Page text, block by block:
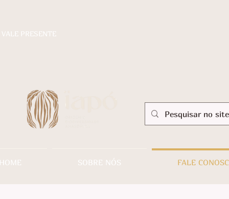
VALE PRESENTE
HOME SOBRE NÓS FALE